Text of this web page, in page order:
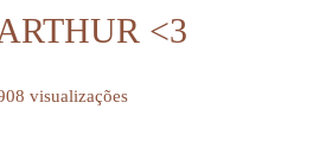
<3
visualizações